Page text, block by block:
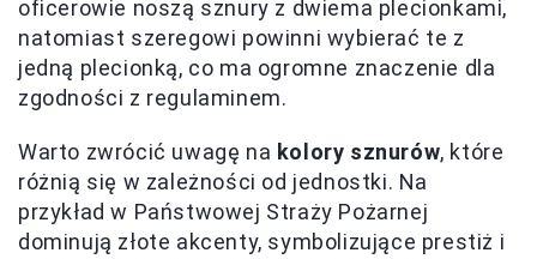
oficerowie noszą sznury z dwiema plecionkami,
natomiast szeregowi powinni wybierać te z
jedną plecionką, co ma ogromne znaczenie dla
zgodności z regulaminem.
Warto zwrócić uwagę na kolory sznurów, które
różnią się w zależności od jednostki. Na
przykład w Państwowej Straży Pożarnej
dominują złote akcenty, symbolizujące prestiż i